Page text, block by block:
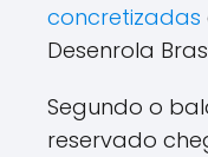
concretizadas
Desenrola
Segundo o
reservado